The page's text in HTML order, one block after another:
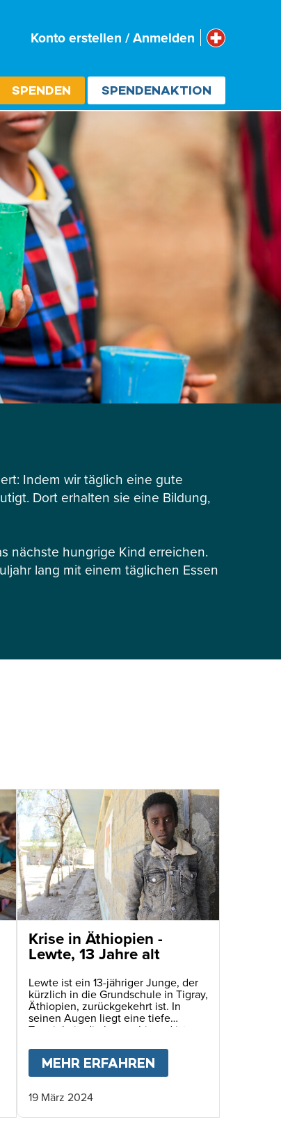
Konto erstellen / Anmelden Select
Schweiz
SPENDEN SPENDENAKTION
Indem wir täglich eine gute
Dort erhalten sie eine Bildung,
nächste hungrige Kind erreichen.
lang mit einem täglichen Essen
ES SPIEGELT SICH IN DEN AUGEN
GELERNT HABE
KRISE IN ÄTHIOPIEN - MAHLET, 12
Krise in Äthiopien -
Lewte, 13 Jahre alt
Lewte ist ein 13-jähriger Junge, der
kürzlich in die Grundschule in Tigray,
Äthiopien, zurückgekehrt ist. In
seinen Augen liegt eine tiefe
Traurigkeit, die beunruhigend ist,
MEHR ERFAHREN
19 März 2024